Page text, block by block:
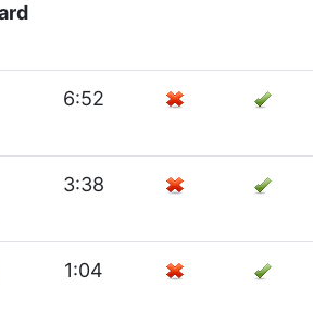
6:52
3:38
1:04